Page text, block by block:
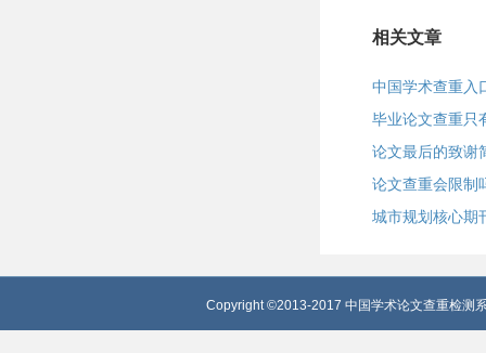
相关文章
中国学术查重入
毕业论文查重只
论文最后的致谢
论文查重会限制
城市规划核心期
Copyright ©2013-2017 中国学术论文查重检